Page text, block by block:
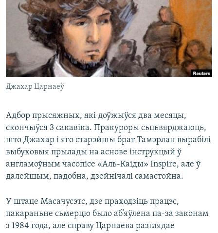
КУЛЬТУРА
КАЛЯНДАР
МОВА
НА ХВАЛЯХ СВАБОДЫ
Джахар Царнаеў
Адбор прысяжных, які доўжыўся два месяцы,
скончыўся 3 сакавіка. Пракуроры сьцьвярджаюць,
што Джахар і яго старэйшы брат Тамэрлан вырабілі
выбуховыя прылады на аснове інструкцый ў
англамоўным часопісе «Аль-Каіды» Inspire, але ў
далейшым, падобна, дзейнічалі самастойна.
У штаце Масачусэтс, дзе праходзіць працэс,
пакараньне сьмерцю было аб’яўлена па-за законам
з 1984 года, але справу Царнаева разглядае